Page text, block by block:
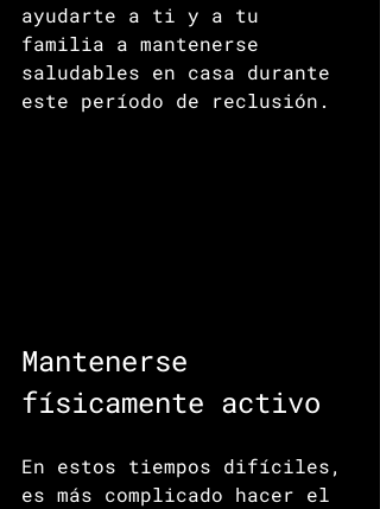
ayudarte a ti y a tu
familia a mantenerse
saludables en casa durante
este período de reclusión.
Mantenerse
físicamente activo
En estos tiempos difíciles,
es más complicado hacer el